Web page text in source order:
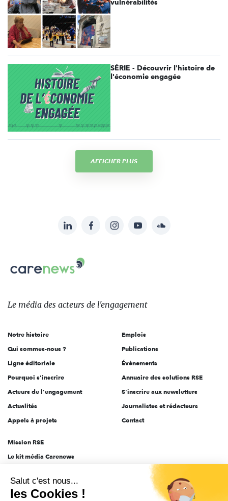
vulnérabilités
SÉRIE - Découvrir l'histoire de
l'économie engagée
AFFICHER PLUS
sur:
LinkedInFacebookInstagramYouTubeSoundcloud
Carenews,
Le
des
l'engagement
Le média des acteurs de l'engagement
Notre histoire
Qui sommes-nous ?
Ligne éditoriale
Pourquoi s'inscrire
Acteurs de l'engagement
Actualités
Appels à projets
Emplois
Publications
Évènements
Annuaire des solutions RSE
S'inscrire aux newsletters
Journalistes et rédacteurs
Contact
Mission RSE
Le kit média Carenews
AEF info
Novethic
Salut c'est nous...
les Cookies !